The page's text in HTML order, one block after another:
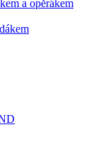
a opěrákem